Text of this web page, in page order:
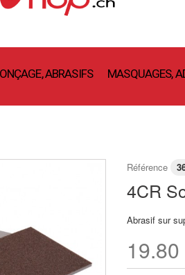
ABRASIFS MASQUAGES,
Référence
4CR
Abrasif sur